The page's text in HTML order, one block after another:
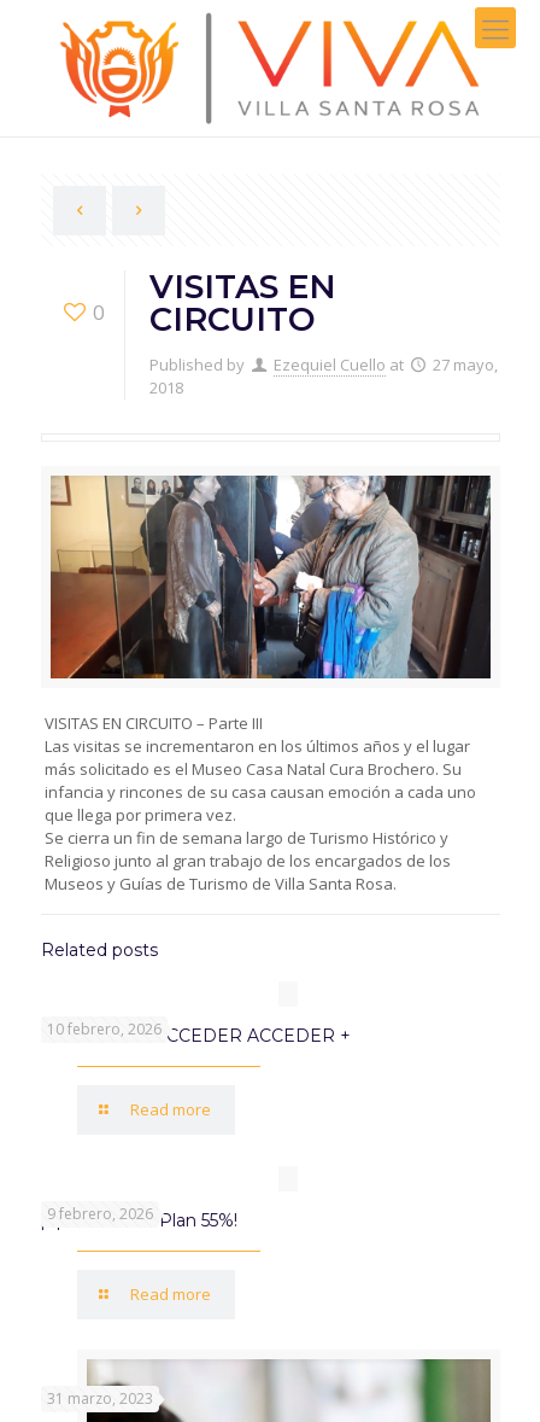
0
VISITAS EN
CIRCUITO
Published by Ezequiel Cuello at
27 mayo,
2018
VISITAS EN CIRCUITO – Parte III
Las visitas se incrementaron en los últimos años y el lugar
más solicitado es el Museo Casa Natal Cura Brochero. Su
infancia y rincones de su casa causan emoción a cada uno
que llega por primera vez.
Se cierra un fin de semana largo de Turismo Histórico y
Religioso junto al gran trabajo de los encargados de los
Museos y Guías de Turismo de Villa Santa Rosa.
Related posts
10 febrero, 2026
PROGRAMA ACCEDER ACCEDER +
Read more
9 febrero, 2026
¡Aprovechá el Plan 55%!
Read more
31 marzo, 2023